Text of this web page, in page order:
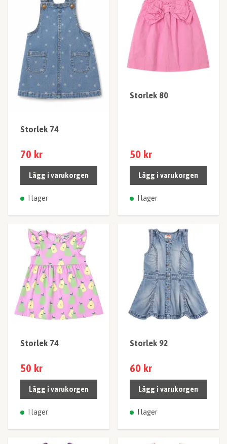
Storlek 74
70 kr
Lägg i varukorgen
I lager
Storlek 80
50 kr
Lägg i varukorgen
I lager
Storlek 74
50 kr
Lägg i varukorgen
I lager
Storlek 92
60 kr
Lägg i varukorgen
I lager